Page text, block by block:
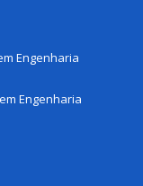
Engenharia
Engenharia